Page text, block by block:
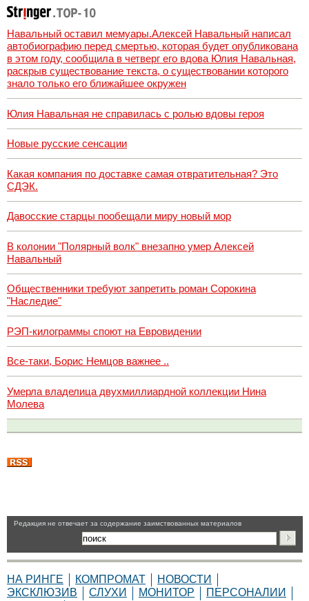
первого
массированного
удара
Навальный оставил мемуары.Алексей Навальный написал
автобиографию перед смертью, которая будет опубликована
в этом году, сообщила в четверг его вдова Юлия Навальная,
раскрыв существование текста, о существовании которого
знало только его ближайшее окружен
Юлия Навальная не справилась с ролью вдовы героя
Новые русские сенсации
Какая компания по доставке самая отвратительная? Это
СДЭК.
Давосские старцы пообещали миру новый мор
В колонии "Полярный волк" внезапно умер Алексей
Навальный
Общественники требуют запретить роман Сорокина
"Наследие"
РЭП-килограммы споют на Евровидении
Все-таки, Борис Немцов важнее ..
Умерла владелица двухмиллиардной коллекции Нина
Молева
Pедакция не отвечает за содержание заимствованных материалов
НА РИНГЕ КОМПРОМАТ
НОВОСТИ
ЭКСКЛЮЗИВ
СЛУХИ МОНИТОР
ПЕРСОНАЛИИ